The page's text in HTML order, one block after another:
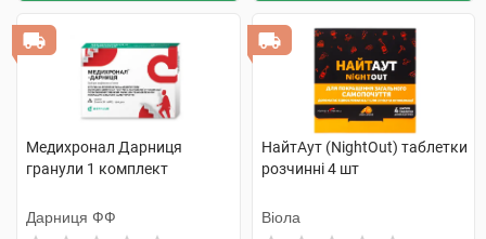
Медихронал Дарниця
гранули 1 комплект
Дарниця ФФ
НайтАут (NightOut) таблетки
розчинні 4 шт
Віола